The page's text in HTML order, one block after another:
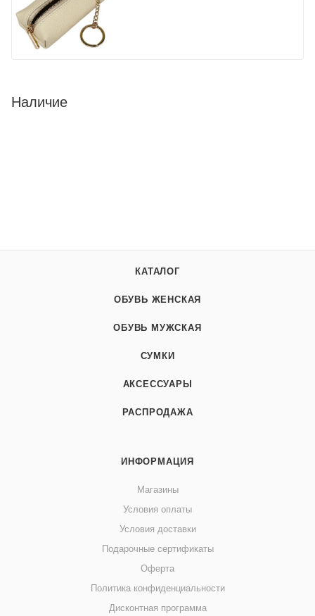
Наличие
КАТАЛОГ
ОБУВЬ ЖЕНСКАЯ
ОБУВЬ МУЖСКАЯ
СУМКИ
АКСЕССУАРЫ
РАСПРОДАЖА
ИНФОРМАЦИЯ
Магазины
Условия оплаты
Условия доставки
Подарочные сертификаты
Оферта
Политика конфиденциальности
Дисконтная программа